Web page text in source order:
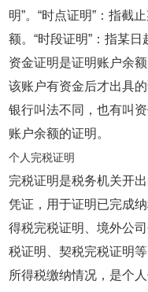
明”。“时点证明”：指截
额。“时段证明”：指某
资金证明是证明账户余
该账户有资金后才出具
银行叫法不同，也有叫
账户余额的证明。
个人完税证明
完税证明是税务机关开
凭证，用于证明已完成
得税完税证明、境外公
税证明、契税完税证明
所得税缴纳情况，是个